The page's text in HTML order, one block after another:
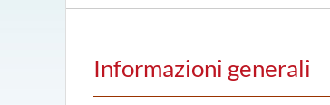
Informazioni generali